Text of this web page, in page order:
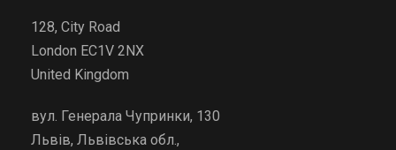
128, City Road
London EC1V 2NX
United Kingdom
вул. Генерала Чупринки, 130
Львів, Львівська обл.,